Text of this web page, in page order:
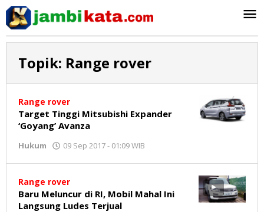
Lewati
konten
Topik: Range rover
Range rover
Target Tinggi Mitsubishi Expander
‘Goyang’ Avanza
Hukum 09 Sep 2017 - 01:09 WIB
Range rover
Baru Meluncur di RI, Mobil Mahal Ini
Langsung Ludes Terjual